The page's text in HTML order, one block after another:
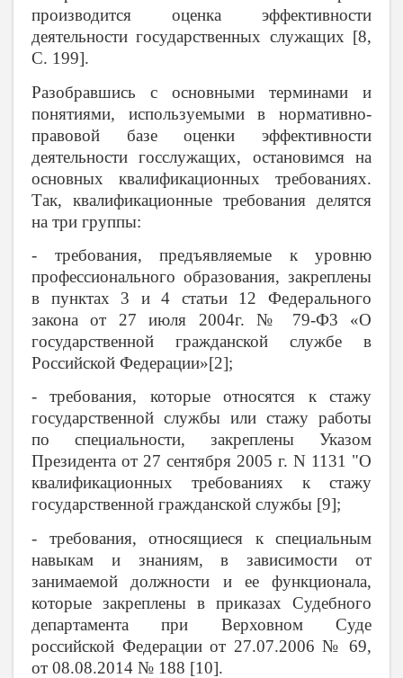
производится оценка эффективности
деятельности государственных служащих [8,
С. 199].
Разобравшись с основными терминами и
понятиями, используемыми в нормативно-
правовой базе оценки эффективности
деятельности госслужащих, остановимся на
основных квалификационных требованиях.
Так, квалификационные требования делятся
на три группы:
- требования, предъявляемые к уровню
профессионального образования, закреплены
в пунктах 3 и 4 статьи 12 Федерального
закона от 27 июля 2004г. № 79-Ф3 «О
государственной гражданской службе в
Российской Федерации»[2];
- требования, которые относятся к стажу
государственной службы или стажу работы
по специальности, закреплены Указом
Президента от 27 сентября 2005 г. N 1131 "О
квалификационных требованиях к стажу
государственной гражданской службы [9];
- требования, относящиеся к специальным
навыкам и знаниям, в зависимости от
занимаемой должности и ее функционала,
которые закреплены в приказах Судебного
департамента при Верховном Суде
российской Федерации от 27.07.2006 № 69,
от 08.08.2014 № 188 [10].